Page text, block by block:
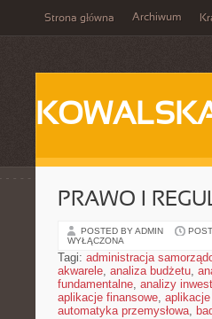
Strona główna Archiwum
PRAWO I
POSTED BY ADMIN
WYŁĄCZONA
Tagi: administracja
akwarele, analiza budżetu,
fundamentalne, analizy
aplikacje finansowe,
automatyka przemysłowa,